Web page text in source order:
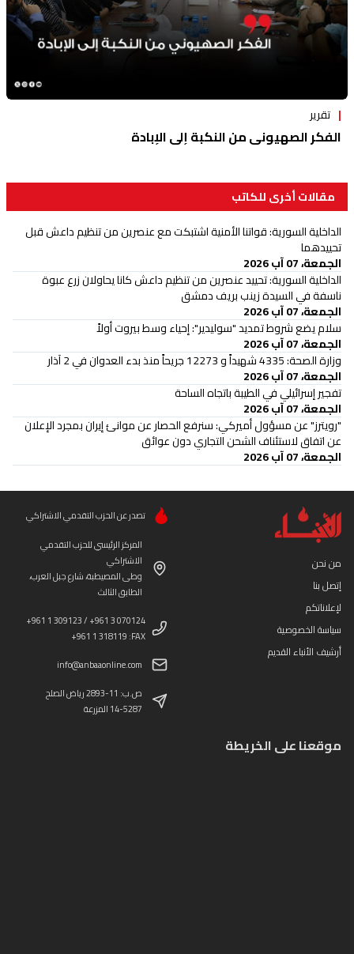
تقرير
الفكر الصهيوني من النكبة إلى الإبادة
مقالات أخرى للكاتب
الداخلية السورية: قواتنا الأمنية اشتبكت مع عنصرين من تنظيم داعش قبل
تحييدهما
الجمعة، 07 آب 2026
الداخلية السورية: تحييد عنصرين من تنظيم داعش كانا يحاولان زرع عبوة
ناسفة في السيدة زينب بريف دمشق
الجمعة، 07 آب 2026
سلام يضع شروط تمديد "سوليدير": إحياء وسط بيروت أولاً
الجمعة، 07 آب 2026
وزارة الصحة: 4335 شهيداً و 12273 جريحاً منذ بدء العدوان في 2 آذار
الجمعة، 07 آب 2026
تفجير إسرائيلي في الطيبة باتجاه الساحة
الجمعة، 07 آب 2026
"رويترز" عن مسؤول أميركي: سنرفع الحصار عن موانئ ⁧‫إيران‬⁩ بمجرد الإعلان
عن اتفاق لاستئناف الشحن التجاري دون عوائق
الجمعة، 07 آب 2026
من نحن
إتصل بنا
لإعلاناتكم
سياسة الخصوصية
أرشيف الأنباء القديم
تصدر عن الحزب التقدمي الاشتراكي
المركز الرئيسي للحزب التقدمي
الاشتراكي
وطى المصيطبة، شارع جبل العرب،
الطابق الثالث
+961 1 309123 / +961 3 070124
+961 1 318119 :FAX
info@anbaaonline.com
ص.ب: 11-2893 رياض الصلح
14-5287 المزرعة
موقعنا على الخريطة